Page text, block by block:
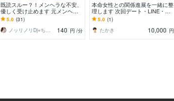
既読スルー？！メンヘラな不安、
優しく受け止めます 元メンヘ
ラ、ノリノリ恋愛幹事だったDJ
ちかこにおまかせ♡
5.0 (31)
ノッリノリDj⭐︎ちかこ⭐︎
140 円 /分
本命女性との関係進展を一緒に整
理します 次回デート・LINE・告
白判断を整えます
5.0 (1)
たかき
10,000 円